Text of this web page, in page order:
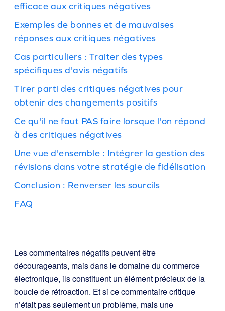
efficace aux critiques négatives
Exemples de bonnes et de mauvaises
réponses aux critiques négatives
Cas particuliers : Traiter des types
spécifiques d'avis négatifs
Tirer parti des critiques négatives pour
obtenir des changements positifs
Ce qu'il ne faut PAS faire lorsque l'on répond
à des critiques négatives
Une vue d'ensemble : Intégrer la gestion des
révisions dans votre stratégie de fidélisation
Conclusion : Renverser les sourcils
FAQ
Les commentaires négatifs peuvent être
décourageants, mais dans le domaine du commerce
électronique, ils constituent un élément précieux de la
boucle de rétroaction. Et si ce commentaire critique
n’était pas seulement un problème, mais une